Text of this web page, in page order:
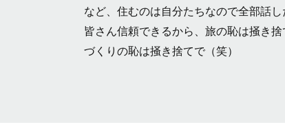
など、住むのは自分たちなので全部話し
皆さん信頼できるから、旅の恥は掻き
づくりの恥は掻き捨てで（笑）